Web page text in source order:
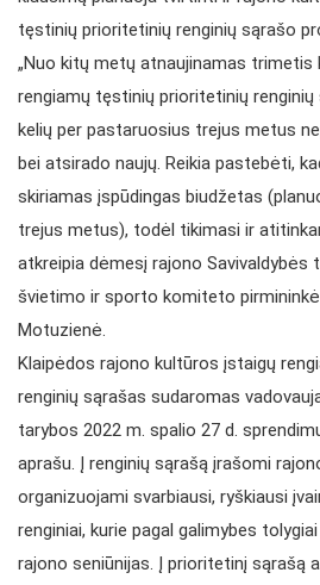
tęstinių prioritetinių renginių sąrašo
„Nuo kitų metų atnaujinamas trimetis
rengiamų tęstinių prioritetinių renginių
kelių per pastaruosius trejus metus
bei atsirado naujų. Reikia pastebėti,
skiriamas įspūdingas biudžetas
trejus metus), todėl tikimasi ir
atkreipia dėmesį rajono Savivaldybės
švietimo ir sporto komiteto
Motuzienė.
Klaipėdos rajono kultūros įstaigų
renginių sąrašas sudaromas
tarybos 2022 m. spalio 27 d.
aprašu. Į renginių sąrašą įrašomi
organizuojami svarbiausi, ryškiausi
renginiai, kurie pagal galimybes
rajono seniūnijas. Į prioritetinį sąrašą